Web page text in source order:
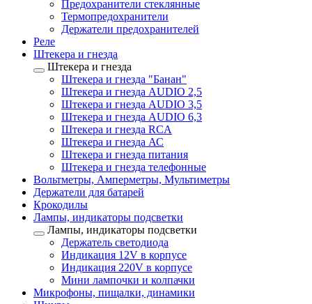
Предохранители стеклянные
Термопредохранители
Держатели предохранителей
Реле
Штекера и гнезда
Штекера и гнезда
Штекера и гнезда "Банан"
Штекера и гнезда AUDIO 2,5
Штекера и гнезда AUDIO 3,5
Штекера и гнезда AUDIO 6,3
Штекера и гнезда RCA
Штекера и гнезда АС
Штекера и гнезда питания
Штекера и гнезда телефонные
Вольтметры, Амперметры, Мультиметры
Держатели для батарей
Крокодилы
Лампы, индикаторы подсветки
Лампы, индикаторы подсветки
Держатель светодиода
Индикация 12V в корпусе
Индикация 220V в корпусе
Мини лампочки и колпачки
Микрофоны, пищалки, динамики